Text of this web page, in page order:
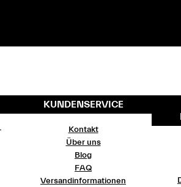
KUNDENSERVICE
Kontakt
Über uns
Blog
FAQ
Versandinformationen